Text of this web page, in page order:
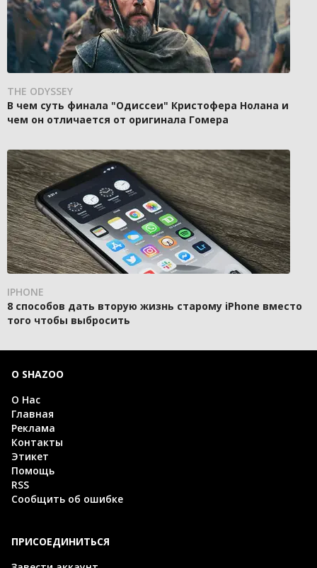
THE ODYSSEY
В чем суть финала "Одиссеи" Кристофера Нолана и
чем он отличается от оригинала Гомера
IPHONE
8 способов дать вторую жизнь старому iPhone вместо
того чтобы выбросить
О SHAZOO
О Нас
Главная
Реклама
Контакты
Этикет
Помощь
RSS
Сообщить об ошибке
ПРИСОЕДИНИТЬСЯ